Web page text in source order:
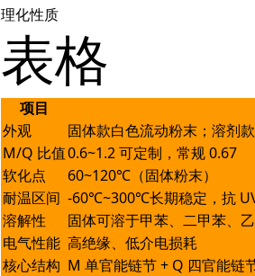
理化性质
表格
项目
外观
固体款白色流动粉末；溶剂
M/Q 比值0.6~1.2 可定制，常规 0.67
软化点
60~120℃（固体粉末）
耐温区间 -60℃~300℃长期稳定，抗
溶解性
固体可溶于甲苯、二甲苯、
电气性能 高绝缘、低介电损耗
核心结构 M 单官能链节 + Q 四官能链